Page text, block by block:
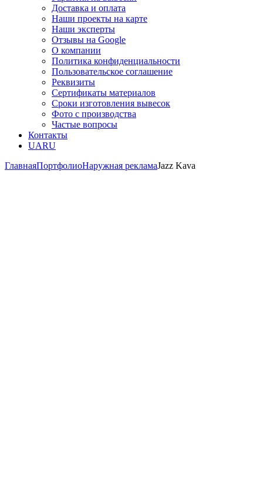
Доставка и оплата
Наши проекты на карте
Наши эксперты
Отзывы на Google
О компании
Политика конфиденциальности
Пользовательское соглашение
Реквизиты
Сертификаты материалов
Сроки изготовления вывесок
Фото с производства
Частые вопросы
Контакты
UARU
ГлавнаяПортфолиоНаружная рекламаJazz Kava